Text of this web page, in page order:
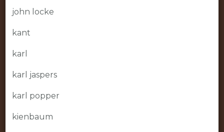
john locke
kant
karl
karl jaspers
karl popper
kienbaum